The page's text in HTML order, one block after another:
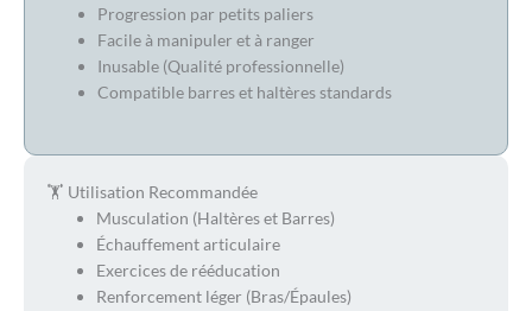
Progression par petits paliers
Facile à manipuler et à ranger
Inusable (Qualité professionnelle)
Compatible barres et haltères standards
🏋️ Utilisation Recommandée
Musculation (Haltères et Barres)
Échauffement articulaire
Exercices de rééducation
Renforcement léger (Bras/Épaules)